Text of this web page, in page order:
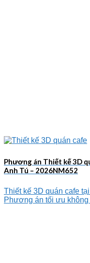
Phương án Thiết kế 3D
Anh Tú – 2026NM652
Thiết kế 3D quán cafe
Phương án tối ưu không